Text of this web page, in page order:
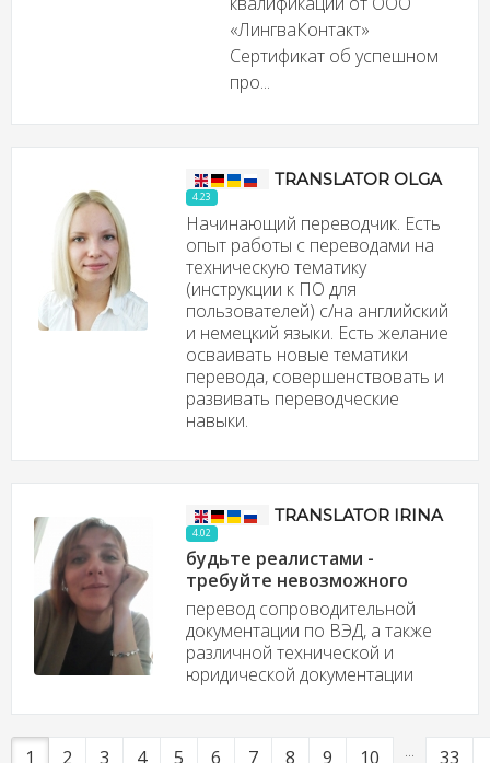
«ЛингваКонтакт»
Сертификат об успешном
про...
TRANSLATOR OLGA
4.23
Начинающий переводчик. Есть
опыт работы с переводами на
техническую тематику
(инструкции к ПО для
пользователей) с/на английский
и немецкий языки. Есть желание
осваивать новые тематики
перевода, совершенствовать и
развивать переводческие
навыки.
TRANSLATOR IRINA
4.02
будьте реалистами -
требуйте невозможного
перевод сопроводительной
документации по ВЭД, а также
различной технической и
юридической документации
1 2 3 4 5 6 7 8 9 10 ... 33